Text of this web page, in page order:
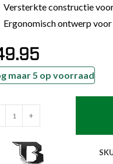
Versterkte constructie
Ergonomisch ontwerp
maar 5 op voorraad
+